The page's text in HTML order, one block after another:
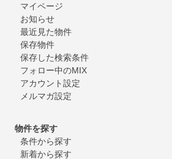
マイページ
お知らせ
最近見た物件
保存物件
保存した検索条件
フォロー中のMIX
アカウント設定
メルマガ設定
物件を探す
条件から探す
新着から探す